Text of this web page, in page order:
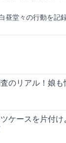
昼堂々の行動を記
のリアル！娘
ツケースを片付